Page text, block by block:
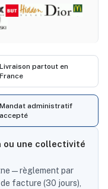
Livraison partout en
France
Mandat administratif
accepté
ou une collectivité
— règlement par
facture (30 jours),